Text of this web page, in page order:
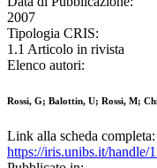
2007
Tipologia CRIS:
1.1 Articolo in rivista
Elenco autori:
Rossi, G; Balottin, U; Rossi, M;
Link alla scheda completa:
https://iris.unibs.it/handle/